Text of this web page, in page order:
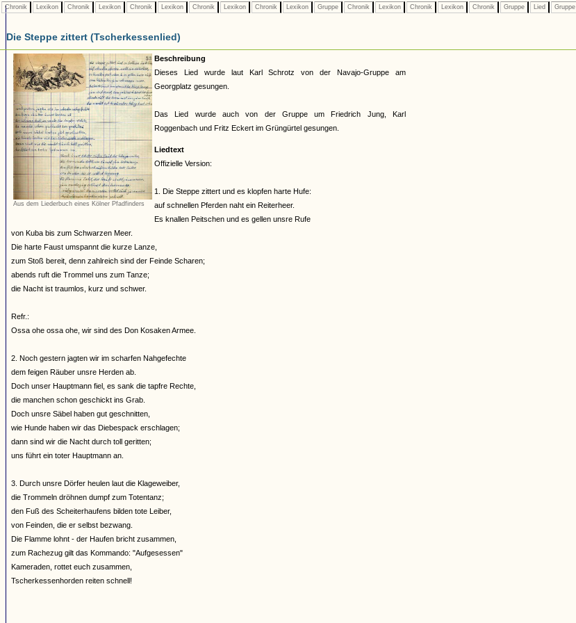
Chronik Lexikon Chronik Lexikon Chronik Lexikon Chronik Lexikon Chronik Lexikon Gruppe Chronik Lexikon Chronik Lexikon Chronik Gruppe Lied Gruppe
Die Steppe zittert (Tscherkessenlied)
Aus dem Liederbuch eines Kölner Pfadfinders
Beschreibung
Dieses Lied wurde laut Karl Schrotz von der Navajo-Gruppe am
Georgplatz gesungen.
Das Lied wurde auch von der Gruppe um Friedrich Jung, Karl
Roggenbach und Fritz Eckert im Grüngürtel gesungen.
Liedtext
Offizielle Version:
1. Die Steppe zittert und es klopfen harte Hufe:
auf schnellen Pferden naht ein Reiterheer.
Es knallen Peitschen und es gellen unsre Rufe
von Kuba bis zum Schwarzen Meer.
Die harte Faust umspannt die kurze Lanze,
zum Stoß bereit, denn zahlreich sind der Feinde Scharen;
abends ruft die Trommel uns zum Tanze;
die Nacht ist traumlos, kurz und schwer.
Refr.:
Ossa ohe ossa ohe, wir sind des Don Kosaken Armee.
2. Noch gestern jagten wir im scharfen Nahgefechte
dem feigen Räuber unsre Herden ab.
Doch unser Hauptmann fiel, es sank die tapfre Rechte,
die manchen schon geschickt ins Grab.
Doch unsre Säbel haben gut geschnitten,
wie Hunde haben wir das Diebespack erschlagen;
dann sind wir die Nacht durch toll geritten;
uns führt ein toter Hauptmann an.
3. Durch unsre Dörfer heulen laut die Klageweiber,
die Trommeln dröhnen dumpf zum Totentanz;
den Fuß des Scheiterhaufens bilden tote Leiber,
von Feinden, die er selbst bezwang.
Die Flamme lohnt - der Haufen bricht zusammen,
zum Rachezug gilt das Kommando: "Aufgesessen"
Kameraden, rottet euch zusammen,
Tscherkessenhorden reiten schnell!